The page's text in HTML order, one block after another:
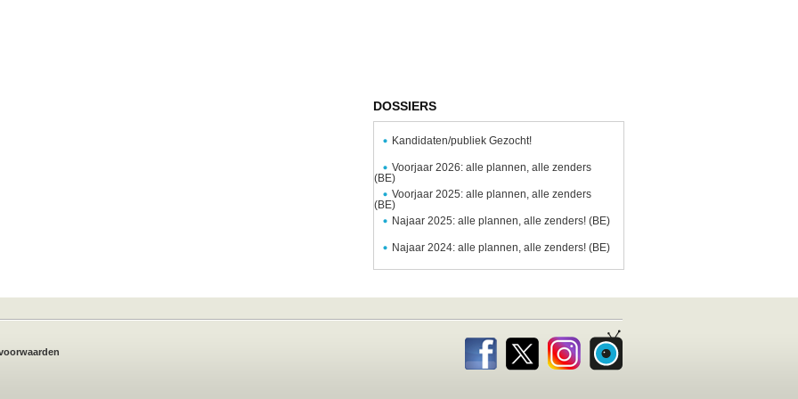
DOSSIERS
Kandidaten/publiek Gezocht!
Voorjaar 2026: alle plannen, alle zenders
(BE)
Voorjaar 2025: alle plannen, alle zenders
(BE)
Najaar 2025: alle plannen, alle zenders! (BE)
Najaar 2024: alle plannen, alle zenders! (BE)